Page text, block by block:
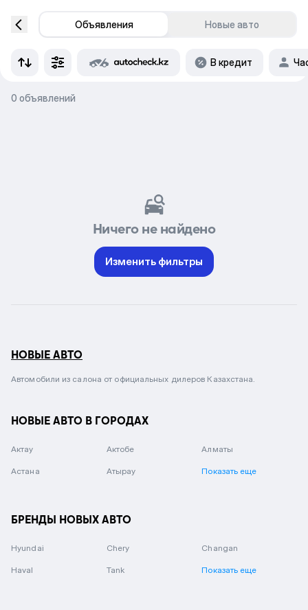
Объявления Новые авто
В кредит
0 объявлений
Ничего не найдено
Изменить фильтры
НОВЫЕ АВТО
Автомобили из салона от официальных дилеров Казахстана.
НОВЫЕ АВТО В ГОРОДАХ
Актау Актобе Алматы
Астана Атырау Показать еще
БРЕНДЫ НОВЫХ АВТО
Hyundai Chery Changan
Haval Tank Показать еще